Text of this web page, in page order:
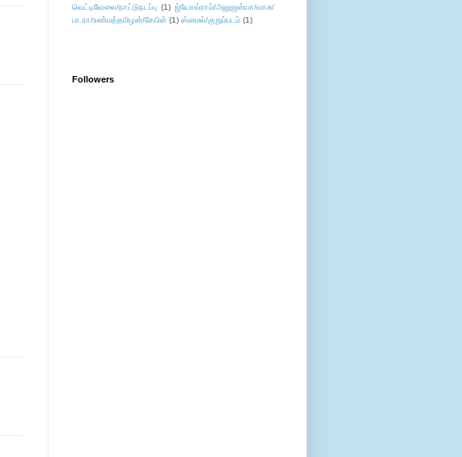
வெட்டிவேலை/நாட்டுநடப்பு (1) ஜ்யோவ்ராம்/அனுஜன்யா/வாசு/
பா.ரா/உண்மத்தமிழன்/கேபிள் (1) ஸ்மைல்/குறும்படம் (1)
Followers